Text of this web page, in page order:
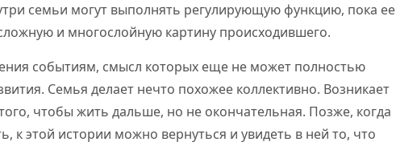
семьи могут выполнять регулирующую функцию, пока ее
и многослойную картину происходившего.
событиям, смысл которых еще не может полностью
Семья делает нечто похожее коллективно. Возникает
чтобы жить дальше, но не окончательная. Позже, когда
к этой истории можно вернуться и увидеть в ней то, что